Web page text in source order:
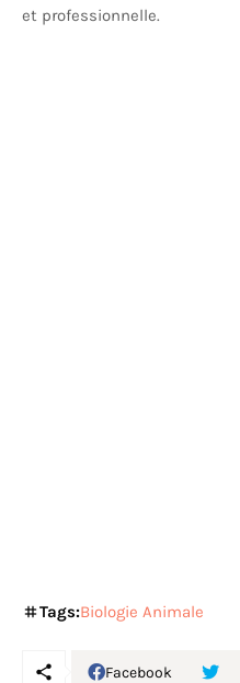
et professionnelle.
Tags:Biologie Animale
Facebook